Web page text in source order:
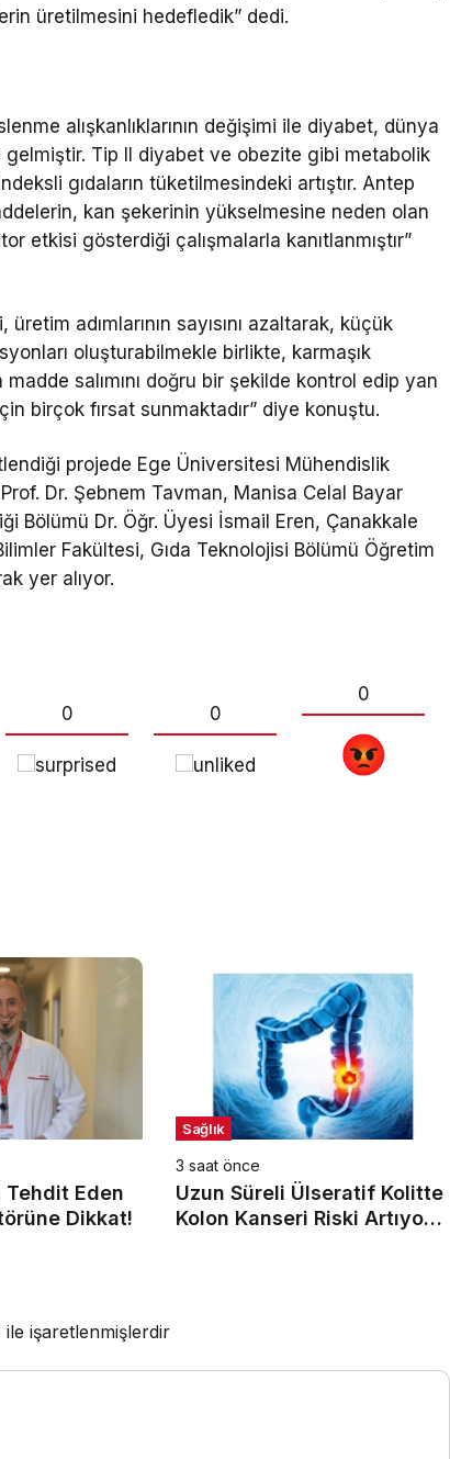
üretilmesini hedefledik” dedi.
alışkanlıklarının değişimi ile diyabet, dünya
gelmiştir. Tip II diyabet ve obezite gibi metabolik
gıdaların tüketilmesindeki artıştır. Antep
kan şekerinin yükselmesine neden olan
etkisi gösterdiği çalışmalarla kanıtlanmıştır”
adımlarının sayısını azaltarak, küçük
oluşturabilmekle birlikte, karmaşık
salımını doğru bir şekilde kontrol edip yan
birçok fırsat sunmaktadır” diye konuştu.
projede Ege Üniversitesi Mühendislik
Dr. Şebnem Tavman, Manisa Celal Bayar
Bölümü Dr. Öğr. Üyesi İsmail Eren, Çanakkale
Fakültesi, Gıda Teknolojisi Bölümü Öğretim
yer alıyor.
0 0
0
Eden
Dikkat!
Sağlık
3 saat önce
Uzun Süreli Ülseratif Kolitte
Kolon Kanseri Riski Artıyor
ile işaretlenmişlerdir